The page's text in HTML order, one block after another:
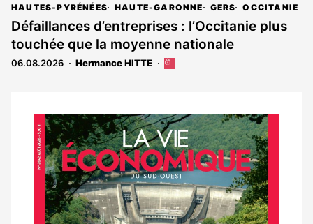
article
est
réservé
aux
abonnés
HAUTES-PYRÉNÉES HAUTE-GARONNE GERS OCCITANIE
Défaillances d’entreprises : l’Occitanie plus
touchée que la moyenne nationale
06.08.2026 Hermance HITTE
Cet
aux
abonnés
Notre
dernier
magazine